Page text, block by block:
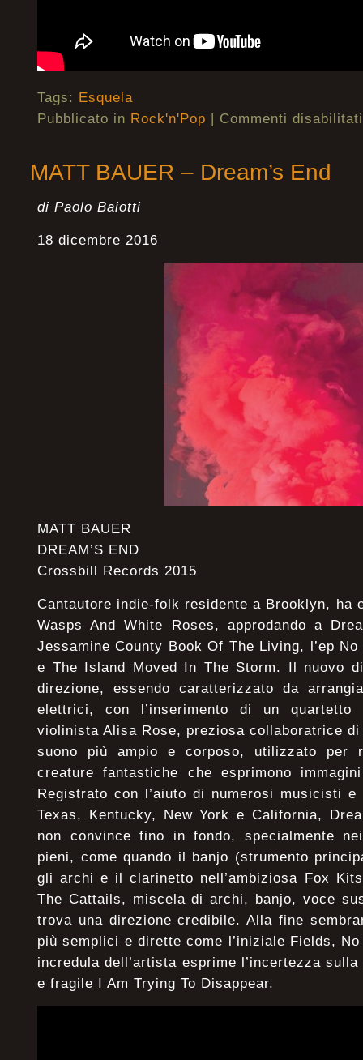
Tags: Esquela
Pubblicato in Rock'n'Pop | Commenti disabilitati
MATT BAUER – Dream’s End
di Paolo Baiotti
18 dicembre 2016
MATT BAUER
DREAM’S END
Crossbill Records 2015
Cantautore indie-folk residente a Brooklyn, ha
Wasps And White Roses, approdando a
Jessamine County Book Of The Living, l’ep
e The Island Moved In The Storm. Il nuovo
direzione, essendo caratterizzato da
elettrici, con l’inserimento di un quartetto
violinista Alisa Rose, preziosa collaboratrice
suono più ampio e corposo, utilizzato per
creature fantastiche che esprimono
Registrato con l’aiuto di numerosi musicisti
Texas, Kentucky, New York e California,
non convince fino in fondo, specialmente
pieni, come quando il banjo (strumento
gli archi e il clarinetto nell’ambiziosa Fox
The Cattails, miscela di archi, banjo, voce
trova una direzione credibile. Alla fine
più semplici e dirette come l’iniziale Fields,
incredula dell’artista esprime l’incertezza
e fragile I Am Trying To Disappear.